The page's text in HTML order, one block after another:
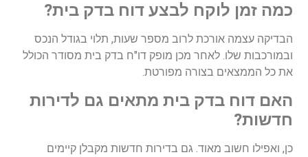
כמה זמן לוקח לבצע דוח בדק בית?
הבדיקה עצמה אורכת לרוב מספר שעות, תלוי בגודל הנכס
ובמורכבות שלו. לאחר מכן מופק דו"ח בדק בית מסודר הכולל
את כל הממצאים בצורה מפורטת.
האם דוח בדק בית מתאים גם לדירות
חדשות?
כן, ואפילו חשוב מאוד. גם בדירות חדשות מקבלן קיימים